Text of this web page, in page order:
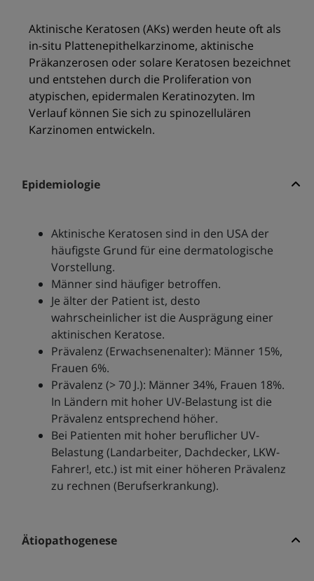
Aktinische Keratosen (AKs) werden heute oft als
in-situ Plattenepithelkarzinome, aktinische
Präkanzerosen oder solare Keratosen bezeichnet
und entstehen durch die Proliferation von
atypischen, epidermalen Keratinozyten. Im
Verlauf können Sie sich zu spinozellulären
Karzinomen entwickeln.
Epidemiologie
Aktinische Keratosen sind in den USA der
häufigste Grund für eine dermatologische
Vorstellung.
Männer sind häufiger betroffen.
Je älter der Patient ist, desto
wahrscheinlicher ist die Ausprägung einer
aktinischen Keratose.
Prävalenz (Erwachsenenalter): Männer 15%,
Frauen 6%.
Prävalenz (> 70 J.): Männer 34%, Frauen 18%.
In Ländern mit hoher UV-Belastung ist die
Prävalenz entsprechend höher.
Bei Patienten mit hoher beruflicher UV-
Belastung (Landarbeiter, Dachdecker, LKW-
Fahrer!, etc.) ist mit einer höheren Prävalenz
zu rechnen (Berufserkrankung).
Ätiopathogenese